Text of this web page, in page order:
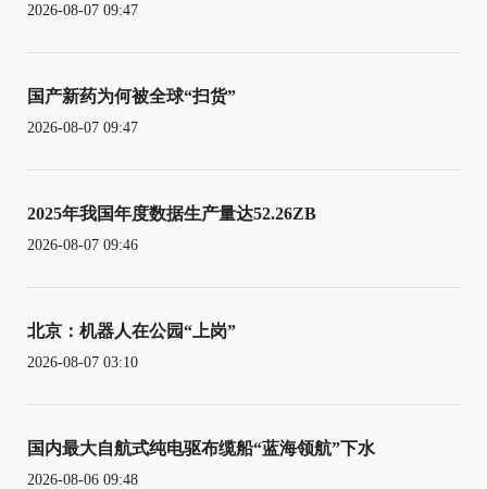
2026-08-07 09:47
国产新药为何被全球“扫货”
2026-08-07 09:47
2025年我国年度数据生产量达52.26ZB
2026-08-07 09:46
北京：机器人在公园“上岗”
2026-08-07 03:10
国内最大自航式纯电驱布缆船“蓝海领航”下水
2026-08-06 09:48